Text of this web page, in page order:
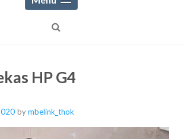
HP G4
bymbelink_thok